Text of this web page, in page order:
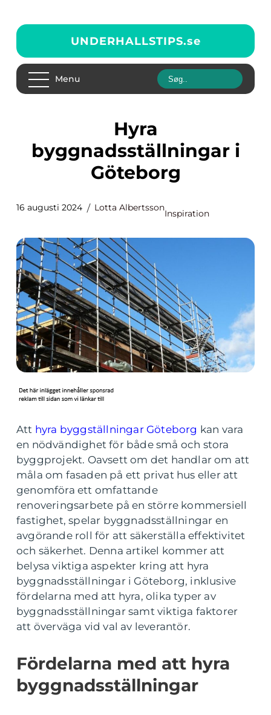
UNDERHALLSTIPS.se
Menu
Hyra
byggnadsställningar i
Göteborg
16 augusti 2024 Lotta Albertsson
Inspiration
Att hyra byggställningar Göteborg kan vara
en nödvändighet för både små och stora
byggprojekt. Oavsett om det handlar om att
måla om fasaden på ett privat hus eller att
genomföra ett omfattande
renoveringsarbete på en större kommersiell
fastighet, spelar byggnadsställningar en
avgörande roll för att säkerställa effektivitet
och säkerhet. Denna artikel kommer att
belysa viktiga aspekter kring att hyra
byggnadsställningar i Göteborg, inklusive
fördelarna med att hyra, olika typer av
byggnadsställningar samt viktiga faktorer
att överväga vid val av leverantör.
Fördelarna med att hyra
byggnadsställningar